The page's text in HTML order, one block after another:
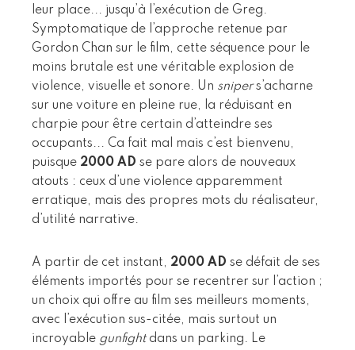
leur place... jusqu’à l’exécution de Greg.
Symptomatique de l’approche retenue par
Gordon Chan sur le film, cette séquence pour le
moins brutale est une véritable explosion de
violence, visuelle et sonore. Un snipers’acharne
sur une voiture en pleine rue, la réduisant en
charpie pour être certain d’atteindre ses
occupants... Ca fait mal mais c’est bienvenu,
puisque 2000 AD se pare alors de nouveaux
atouts : ceux d’une violence apparemment
erratique, mais des propres mots du réalisateur,
d’utilité narrative.
A partir de cet instant, 2000 AD se défait de ses
éléments importés pour se recentrer sur l’action ;
un choix qui offre au film ses meilleurs moments,
avec l’exécution sus-citée, mais surtout un
incroyable gunfightdans un parking. Le